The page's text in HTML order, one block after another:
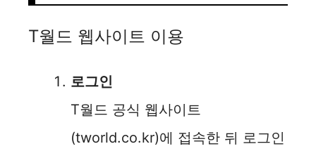
T월드 웹사이트 이용
로그인
T월드 공식 웹사이트
(tworld.co.kr)에 접속한 뒤 로그인